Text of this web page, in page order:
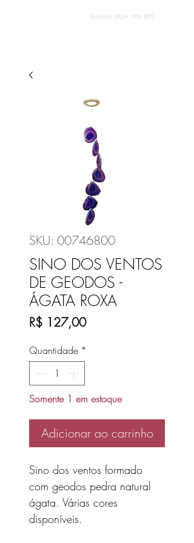
SKU: 00746800
SINO DOS VENTOS
DE GEODOS -
ÁGATA ROXA
R$ 127,00Preço
Quantidade *
Somente 1 em estoque
Adicionar ao carrinho
Sino dos ventos formado
com geodos pedra natural
ágata. Várias cores
disponíveis.